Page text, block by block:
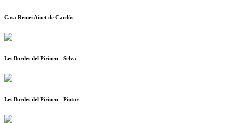
Casa Remei Ainet de Cardós
Les Bordes del Pirineu - Selva
Les Bordes del Pirineu - Pintor